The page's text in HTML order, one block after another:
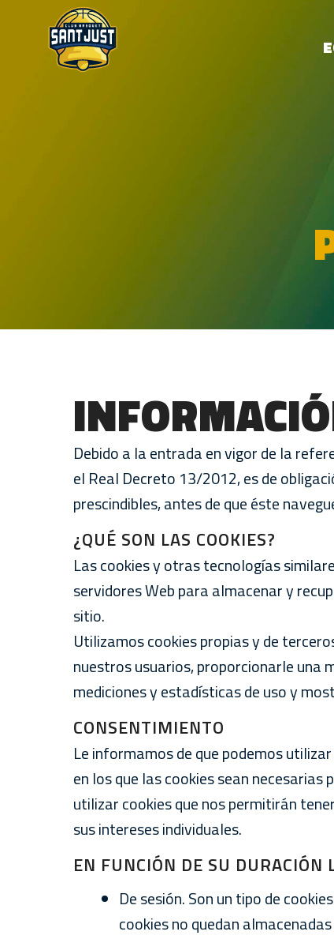
Debido a la entrada en vigor de la
el Real Decreto 13/2012, es de
prescindibles, antes de que éste
¿QUÉ SON LAS COOKIES?
Las cookies y otras tecnologías
servidores Web para almacenar y
sitio.
Utilizamos cookies propias y de
nuestros usuarios, proporcionarle una
mediciones y estadísticas de uso y
CONSENTIMIENTO
Le informamos de que podemos
en los que las cookies sean
utilizar cookies que nos permitirán
sus intereses individuales.
EN FUNCIÓN DE SU DURACIÓN
De sesión. Son un tipo de
cookies no quedan